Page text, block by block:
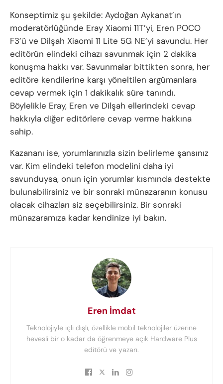
Konseptimiz şu şekilde: Aydoğan Aykanat’ın
moderatörlüğünde Eray Xiaomi 11T’yi, Eren POCO
F3’ü ve Dilşah Xiaomi 11 Lite 5G NE’yi savundu. Her
editörün elindeki cihazı savunmak için 2 dakika
konuşma hakkı var. Savunmalar bittikten sonra, her
editöre kendilerine karşı yöneltilen argümanlara
cevap vermek için 1 dakikalık süre tanındı.
Böylelikle Eray, Eren ve Dilşah ellerindeki cevap
hakkıyla diğer editörlere cevap verme hakkına
sahip.
Kazananı ise, yorumlarınızla sizin belirleme şansınız
var. Kim elindeki telefon modelini daha iyi
savunduysa, onun için yorumlar kısmında destekte
bulunabilirsiniz ve bir sonraki münazaranın konusu
olacak cihazları siz seçebilirsiniz. Bir sonraki
münazaramıza kadar kendinize iyi bakın.
Eren İmdat
Teknolojiyle içli dışlı, özellikle mobil teknolojiler üzerine
hevesli bir o kadar da öğrenmeye açık Hardware Plus
editörü ve yazarı.